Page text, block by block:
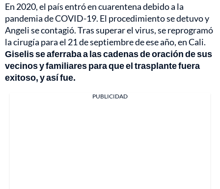
En 2020, el país entró en cuarentena debido a la
pandemia de COVID-19. El procedimiento se detuvo y
Angeli se contagió. Tras superar el virus, se reprogramó
la cirugía para el 21 de septiembre de ese año, en Cali.
Giselis se aferraba a las cadenas de oración de sus
vecinos y familiares para que el trasplante fuera
exitoso, y así fue.
PUBLICIDAD